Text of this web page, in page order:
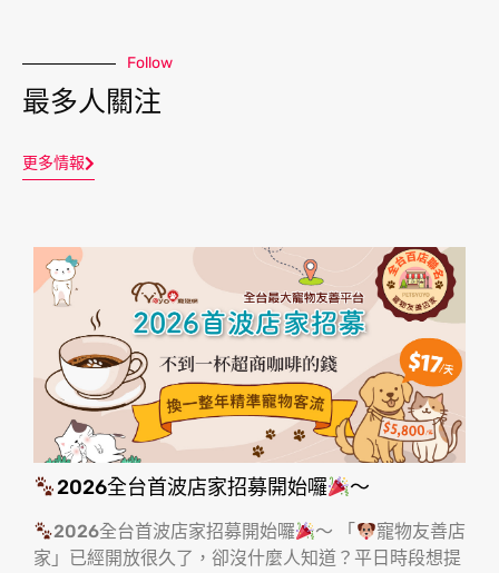
Follow
最多人關注
更多情報
2026全台首波店家招募開始囉 ～
2026全台首波店家招募開始囉 ～ 「
寵物友善店
家」已經開放很久了，卻沒什麼人知道？平日時段想提